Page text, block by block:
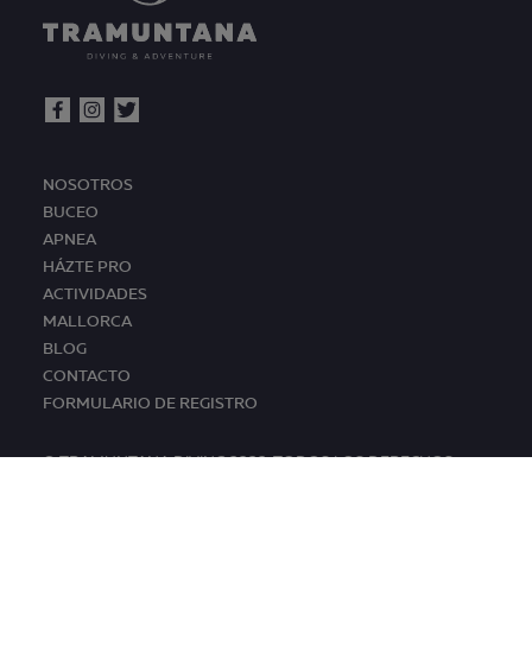
NOSOTROS
BUCEO
APNEA
HÁZTE PRO
ACTIVIDADES
MALLORCA
BLOG
CONTACTO
FORMULARIO DE REGISTRO
© TRAMUNTANA DIVING 2026. TODOS LOS DERECHOS